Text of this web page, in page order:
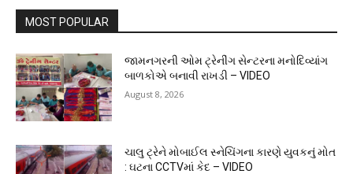
MOST POPULAR
જામનગરની ઓમ ટ્રેનીંગ સેન્ટરના મનોદિવ્યાંગ
બાળકોએ બનાવી રાખડી – VIDEO
August 8, 2026
ચાલુ ટ્રેને મોબાઈલ સ્નેચિંગના કારણે યુવકનું મોત
: ઘટના CCTVમાં કેદ – VIDEO